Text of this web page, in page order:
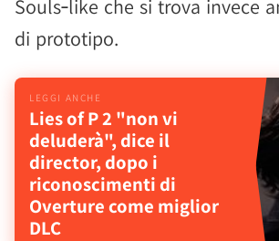
Souls‑like che si trova invece
di prototipo.
Lies of P 2 "non vi
deluderà", dice il
director, dopo i
riconoscimenti di
Overture come miglior
DLC